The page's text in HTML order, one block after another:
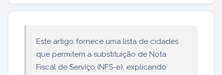
Este artigo fornece uma lista de cidades
que permitem a substituição de Nota
Fiscal de Serviço (NFS-e), explicando